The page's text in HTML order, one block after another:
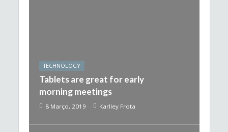
TECHNOLOGY
Tablets are great for early
morning meetings
8 Março, 2019 Karlley Frota